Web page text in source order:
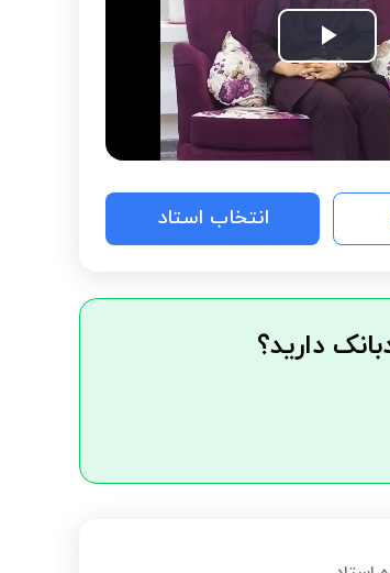
Play
Video
انتخاب استاد
دارید؟